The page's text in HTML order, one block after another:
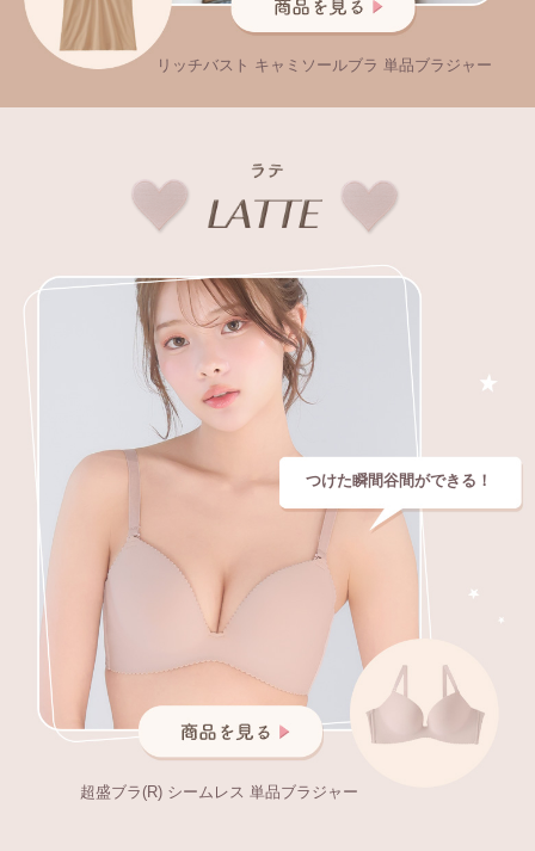
リッチバスト キャミソールブラ 単品ブラジャー
つけた瞬間谷間ができる！
超盛ブラ(R) シームレス 単品ブラジャー